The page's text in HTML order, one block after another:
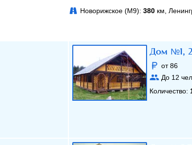
Новорижское (М9): 380 км,
Дом №1,
от 86
До 12
Количество: